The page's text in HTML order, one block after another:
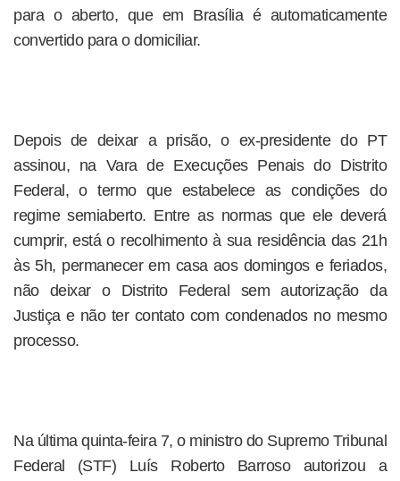
para o aberto, que em Brasília é automaticamente
convertido para o domiciliar.
Depois de deixar a prisão, o ex-presidente do PT
assinou, na Vara de Execuções Penais do Distrito
Federal, o termo que estabelece as condições do
regime semiaberto. Entre as normas que ele deverá
cumprir, está o recolhimento à sua residência das 21h
às 5h, permanecer em casa aos domingos e feriados,
não deixar o Distrito Federal sem autorização da
Justiça e não ter contato com condenados no mesmo
processo.
Na última quinta-feira 7, o ministro do Supremo Tribunal
Federal (STF) Luís Roberto Barroso autorizou a